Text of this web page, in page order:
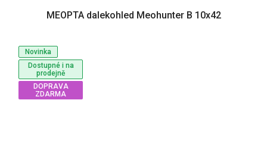
Novinka
Dostupné i na
prodejně
DOPRAVA
ZDARMA
MEOPTA dalekohled Meohunter B 10x42